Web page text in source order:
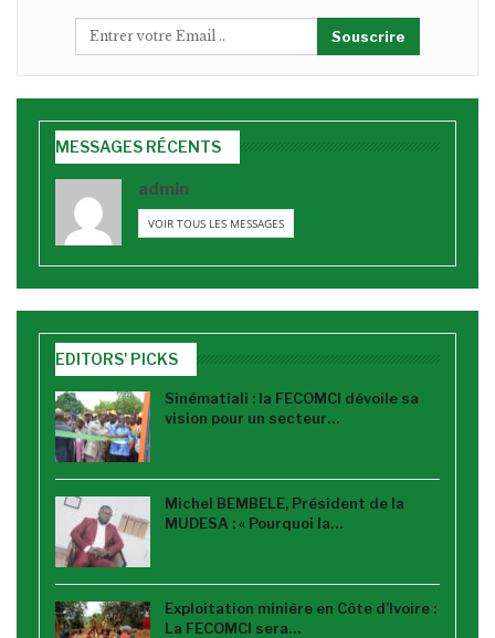
Souscrire
MESSAGES RÉCENTS
admin
VOIR TOUS LES MESSAGES
EDITORS' PICKS
Sinématiali : la FECOMCI dévoile sa
vision pour un secteur…
Michel BEMBELE, Président de la
MUDESA : « Pourquoi la…
Exploitation minière en Côte d’Ivoire :
La FECOMCI sera…